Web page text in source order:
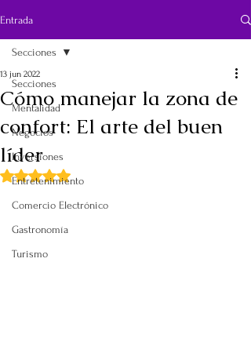
Entrada
Secciones
Mentalidad
Negocios
Inversiones
Entretenimiento
Comercio Electrónico
Gastronomía
Turismo
Secciones
Cómo manejar la zona de
confort: El arte del buen
líder
13 jun 2022
Obtuvo NaN de 5 estrellas.